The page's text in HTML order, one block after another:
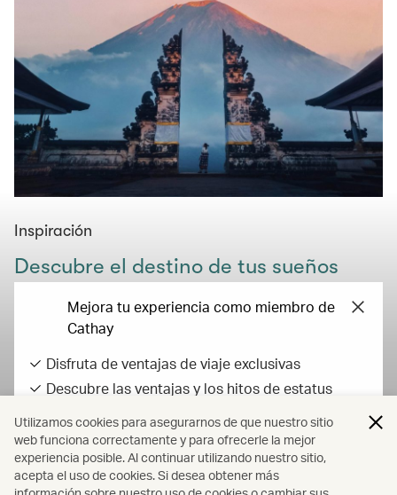
Inspiración
Descubre el destino de tus sueños
Encuentra inspiración en nuestras guías de viaje,
consejos e ideas, y empieze a planificar tu próxima
aventura hoy mismo.
Más información
Todas las tarifas incluyen los impuestos y recargos determinados por
la compañía aérea Todas las tarifas, impuestos gubernamentales y
recargos pueden cambiar en cualquier momento.
Mejora tu experiencia como miembro de
Cathay
Disfruta de ventajas de viaje exclusivas
Descubre las ventajas y los hitos de estatus
Iniciar sesión o registrarse
Utilizamos cookies para asegurarnos de que nuestro sitio
web funciona correctamente y para ofrecerle la mejor
experiencia posible. Al continuar utilizando nuestro sitio,
acepta el uso de cookies. Si desea obtener más